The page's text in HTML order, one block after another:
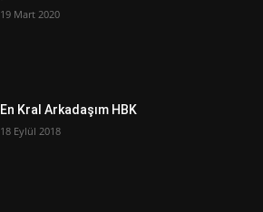
19 Mart 2020
En Kral Arkadaşım HBK
18 Eylül 2018